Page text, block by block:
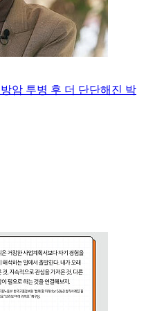
암 투병 후 더 단단해진 박